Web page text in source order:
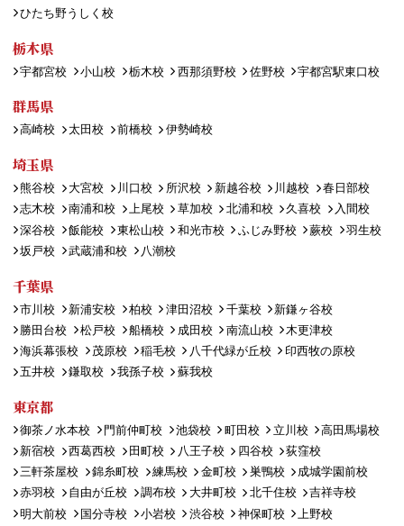
ひたち野うしく校
栃木県
宇都宮校 小山校 栃木校 西那須野校 佐野校 宇都宮駅東口校
群馬県
高崎校 太田校 前橋校 伊勢崎校
埼玉県
熊谷校 大宮校 川口校 所沢校 新越谷校 川越校
春日部校
志木校
南浦和校 上尾校 草加校 北浦和校 久喜校
入間校
深谷校
飯能校 東松山校 和光市校 ふじみ野校 蕨校
羽生校
坂戸校
武蔵浦和校 八潮校
千葉県
市川校 新浦安校 柏校 津田沼校 千葉校
新鎌ヶ谷校
勝田台校
松戸校 船橋校 成田校 南流山校
木更津校
海浜幕張校
茂原校 稲毛校 八千代緑が丘校
印西牧の原校
五井校
鎌取校 我孫子校 蘇我校
東京都
御茶ノ水本校 門前仲町校 池袋校 町田校 立川校
高田馬場校
新宿校
西葛西校 田町校 八王子校 四谷校
荻窪校
三軒茶屋校
錦糸町校 練馬校 金町校 巣鴨校
成城学園前校
赤羽校
自由が丘校 調布校 大井町校 北千住校
吉祥寺校
明大前校
国分寺校 小岩校 渋谷校 神保町校
上野校